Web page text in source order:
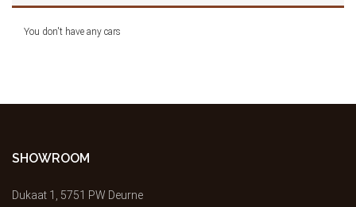
You don't have any cars
SHOWROOM
Dukaat 1, 5751 PW Deurne